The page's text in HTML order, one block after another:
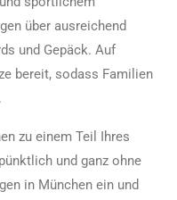
über ausreichend
und Gepäck. Auf
bereit, sodass Familien
zu einem Teil Ihres
und ganz ohne
in München ein und